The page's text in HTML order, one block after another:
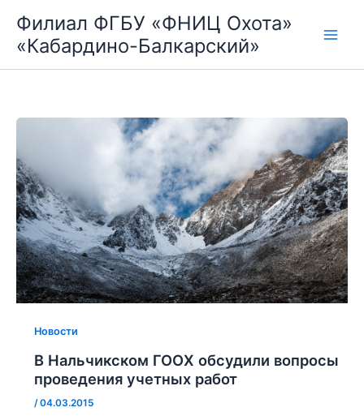
содержимому
Филиал ФГБУ «ФНИЦ Охота»
«Кабардино-Балкарский»
Новости
В Нальчикском ГООХ обсудили вопросы
проведения учетных работ
/04.03.2015